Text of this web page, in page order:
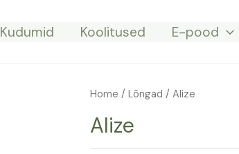
Kudumid Koolitused E-pood
Home / Lõngad / Alize
Alize